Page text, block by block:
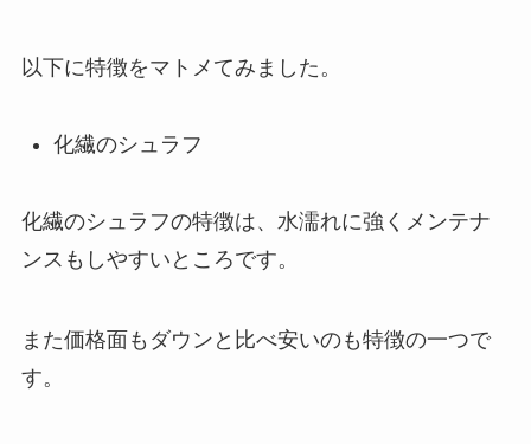
以下に特徴をマトメてみました。
化繊のシュラフ
化繊のシュラフの特徴は、水濡れに強くメンテナ
ンスもしやすいところです。
また価格面もダウンと比べ安いのも特徴の一つで
す。